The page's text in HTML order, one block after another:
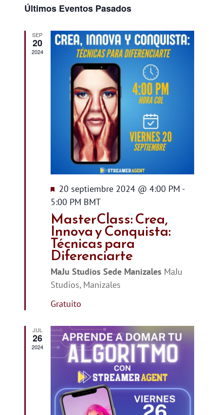
vistas
de
Eventos
Últimos Eventos Pasados
SEP
20
2024
Destacado
20 septiembre 2024 @ 4:00 PM -
5:00 PM BMT
MasterClass: Crea,
Innova y Conquista:
Técnicas para
Diferenciarte
MaJu Studios Sede Manizales MaJu
Studios, Manizales
Gratuito
JUL
26
2024